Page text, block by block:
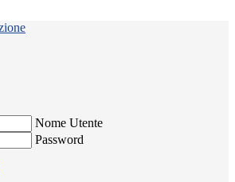
Nome Utente
Password